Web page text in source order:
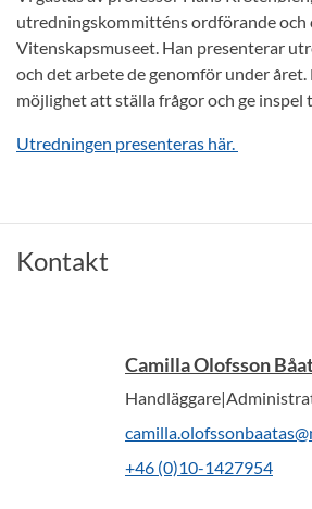
utredningskommitténs ordförande och
Vitenskapsmuseet. Han presenterar
och det arbete de genomför under året.
möjlighet att ställa frågor och ge inspel
Utredningen presenteras här.
Kontakt
Camilla Olofsson
+46 (0)10-1427954